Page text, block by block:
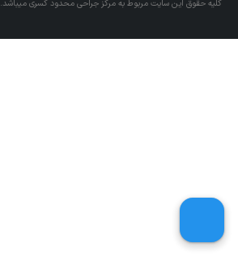
کلیه حقوق این سایت مربوط به مرکز جراحی محدود کسری میباشد.